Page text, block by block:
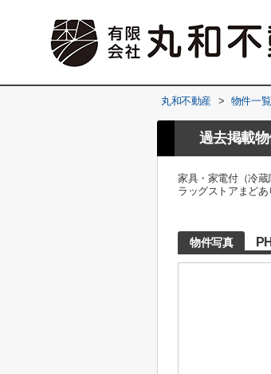
丸和不動産 > 物件一覧
過去掲載
家具・家電付（冷
ラッグストアまど
物件写真